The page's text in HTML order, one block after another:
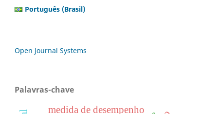
Português (Brasil)
Open Journal Systems
Palavras-chave
medida de desempenho